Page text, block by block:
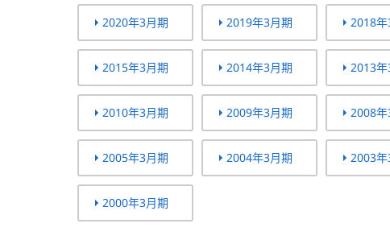
2020年3月期 2019年3月期 2018年
2015年3月期 2014年3月期 2013年
2010年3月期 2009年3月期 2008年
2005年3月期 2004年3月期 2003年
2000年3月期